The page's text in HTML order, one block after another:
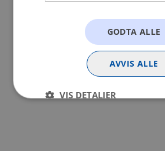
GODTA ALLE
AVVIS ALLE
VIS DETALJER